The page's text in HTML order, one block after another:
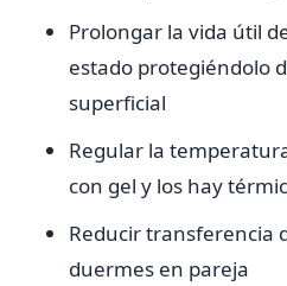
Prolongar la vida útil
estado protegiéndolo
superficial
Regular la
con gel y los hay
Reducir transferencia
duermes en pareja